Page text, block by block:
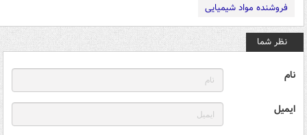
فروشنده مواد شیمیایی
نظر شما
نام
ایمیل